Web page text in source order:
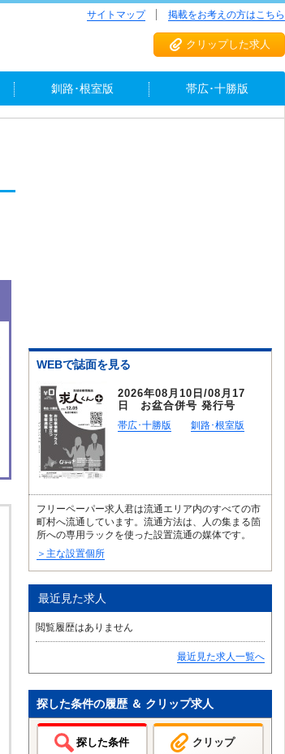
サイトマップ 掲載をお考えの方はこちら
クリップした求人
釧路･根室版 帯広･十勝版
WEBで誌面を見る
2026年08月10日/08月17
日 お盆合併号 発行号
帯広･十勝版 釧路･根室版
フリーペーパー求人君は流通エリア内のすべての市
町村へ流通しています。流通方法は、人の集まる箇
所への専用ラックを使った設置流通の媒体です。
＞主な設置個所
最近見た求人
閲覧履歴はありません
最近見た求人一覧へ
探した条件の履歴 ＆ クリップ求人
探した条件 クリップ